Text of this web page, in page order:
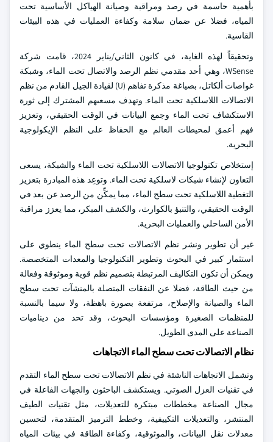
بأهمية حاسمة في رصد ومراقبة وصيانة الهياكل الأساسية تحت
المياه، فضلا عن ضمان سلامة وكفاءة العمليات في هذه البيئات
القاسية.
وتحقيقاً لهذه الغاية، في كانون الثاني/يناير 2024، قامت شركة
WSense، وهي أحد مقدمي نظم الرصد والاتصال تحت الماء، وشبكة
غواصات ألكاتل، بصياغة مذكرة تفاهم (U) لقيادة الجيل القادم من نظم
الاتصالات اللاسلكية تحت الماء. وتهدف مسعىهم المشترك إلى ثورة
الاستكشاف تحت الماء وجمع البيانات في الوقت الحقيقي، وتعزيز
فهم أعمق لمحيطات العالم مع الحفاظ على النظم الإيكولوجية
البحرية.
إستخلاص تكنولوجيا الاتصالات اللاسلكية تحت الماء والشبكة، يسعى
التعاون لإنشاء شبكات لاسلكية تحت الماء. وتوعِد هذه المبادرة بتعزيز
التغطية اللاسلكية تحت سطح الماء، مما يمكِّن من الرصد عن بعد في
الوقت الحقيقي، والتنبؤ بالكوارث، والكشف المبكر، مما يعزز مراقبة
الأمن الساحلي والعمليات البحرية.
غير أن تطوير ونشر نظم الاتصالات تحت سطح الماء ينطوي على
استثمار كبير في البحوث وتطوير التكنولوجيا والمعدات المتخصصة.
ويمكن أن تكون التكاليف المرتبطة بتصميم نظم قوية وموثوقة وفعالة
من حيث الطاقة، فضلا عن النفقات المتصلة بالمنشآت تحت سطح
الماء والصيانة والإصلاح، مرتفعة بصورة باهظة، ولا سيما بالنسبة
للمنظمات الصغيرة ومؤسسات البحوث، وقد تحد من ديناميات
الصناعة على المدى الطويل.
نظام الاتصالات تحت سطح الماء الاتجاهات
وتشمل الاتجاهات الناشئة في نظم الاتصالات تحت سطح الماء التقدم
في تقنيات العزل الصوتي. ويستكشف الباحثون والجهات الفاعلة في
مجال الصناعة مخططات مبتكرة للتعديلات، مثل تقنيات الطيف
المنتشر، والتعديلات التكييفية، وخطط الترميز المتقدمة، لتحسين
معدلات نقل البيانات، والموثوقية، وكفاءة الطاقة في بيئات المياه